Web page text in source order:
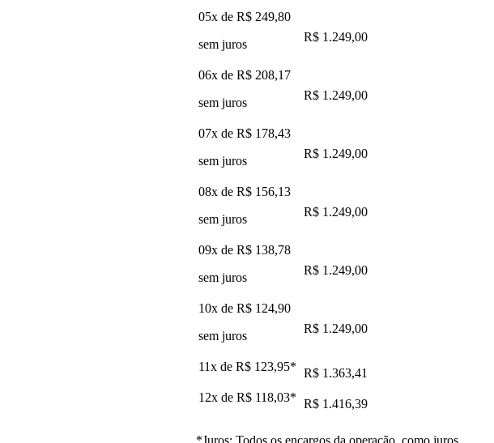
05x de R$ 249,80
sem juros
R$ 1.249,00
06x de R$ 208,17
sem juros
R$ 1.249,00
07x de R$ 178,43
sem juros
R$ 1.249,00
08x de R$ 156,13
sem juros
R$ 1.249,00
09x de R$ 138,78
sem juros
R$ 1.249,00
10x de R$ 124,90
sem juros
R$ 1.249,00
11x de R$ 123,95* R$ 1.363,41
12x de R$ 118,03* R$ 1.416,39
*Juros: Todos os encargos da operação, como juros,